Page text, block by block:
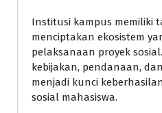
Institusi kampus memiliki
menciptakan ekosistem
pelaksanaan proyek
kebijakan, pendanaan,
menjadi kunci
sosial mahasiswa.